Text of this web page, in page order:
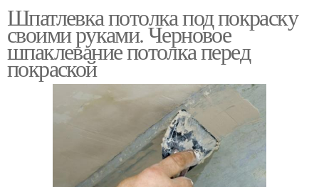
Шпатлевка потолка под покраску
своими руками. Черновое
шпаклевание потолка перед
покраской